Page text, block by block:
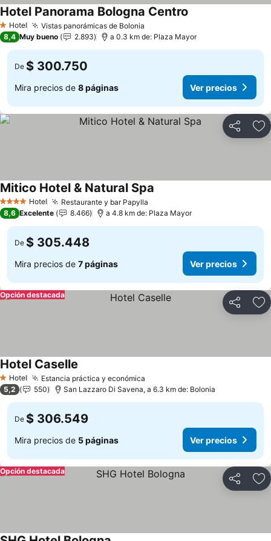
1 Estrellas
Hotel Vistas panorámicas de Bolonia
Hotel Panorama Bologna Centro
8,4 Muy bueno 2.893 a 0.3 km de: Plaza Mayor
De $ 300.750
Mira precios de 8 páginas Ver precios
Compartir
4 EstrellasHotel Restaurante y bar Papylla
Mitico Hotel & Natural Spa
8,6 Excelente 8.466 a 4.8 km de: Plaza Mayor
De $ 305.448
Mira precios de 7 páginas Ver precios
Compartir
Opción destacada
1 Estrellas
Hotel Estancia práctica y económica
Hotel Caselle
5,2 550 San Lazzaro Di Savena, a 6.3 km de: Bolonia
De $ 306.549
Mira precios de 5 páginas Ver precios
Compartir
Opción destacada